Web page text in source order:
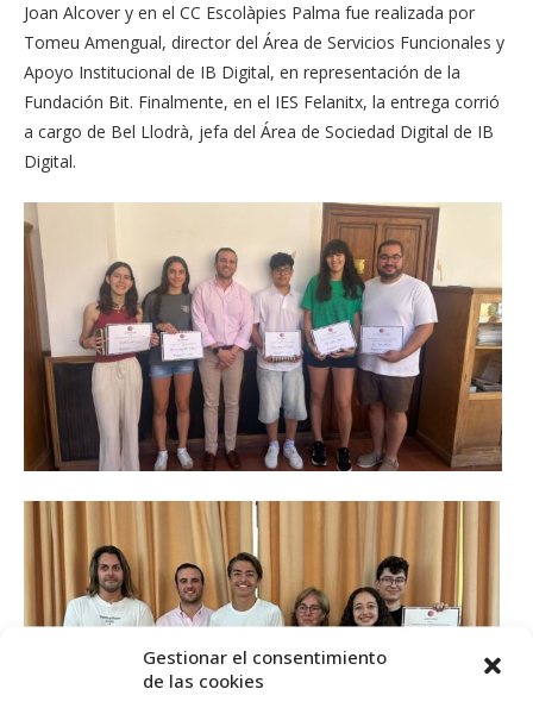
Gestionar el consentimiento
de las cookies
Joan Alcover y en el CC Escolàpies Palma fue realizada por
Tomeu Amengual, director del Área de Servicios Funcionales y
Apoyo Institucional de IB Digital, en representación de la
Fundación Bit. Finalmente, en el IES Felanitx, la entrega corrió
a cargo de Bel Llodrà, jefa del Área de Sociedad Digital de IB
Digital.